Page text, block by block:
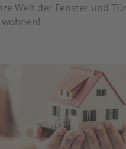
Welt der Fenster und